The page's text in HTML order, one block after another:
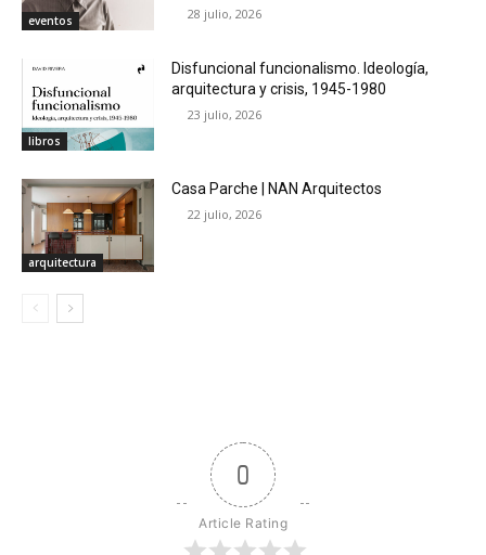
eventos 28 julio, 2026
libros
Disfuncional funcionalismo. Ideología,
arquitectura y crisis, 1945-1980
23 julio, 2026
arquitectura
Casa Parche | NAN Arquitectos
22 julio, 2026
0
Article Rating